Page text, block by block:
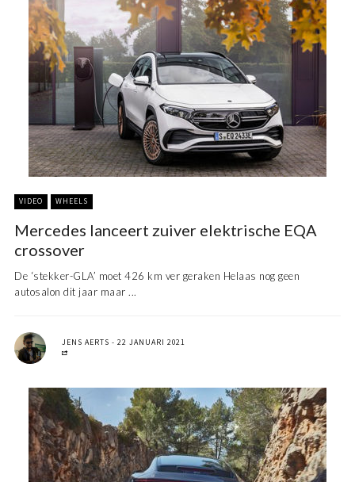
VIDEO WHEELS
Mercedes lanceert zuiver elektrische EQA
crossover
De ‘stekker-GLA’ moet 426 km ver geraken Helaas nog geen
autosalon dit jaar maar ...
JENS AERTS 22 JANUARI 2021